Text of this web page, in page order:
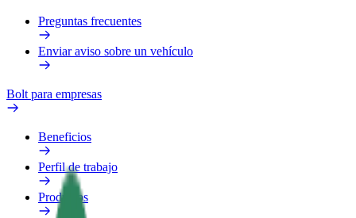
Preguntas frecuentes
Enviar aviso sobre un vehículo
Bolt para empresas
Beneficios
Perfil de trabajo
Productos